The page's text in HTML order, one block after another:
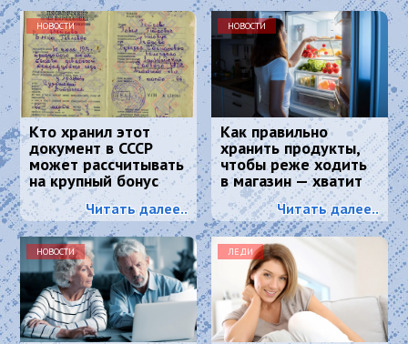
НОВОСТИ
Кто хранил этот
документ в СССР
может рассчитывать
на крупный бонус
Читать далее..
НОВОСТИ
Как правильно
хранить продукты,
чтобы реже ходить
в магазин — хватит
надолго
Читать далее..
НОВОСТИ ЛЕДИ